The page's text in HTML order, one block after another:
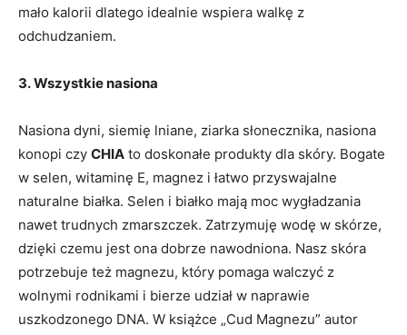
mało kalorii dlatego idealnie wspiera walkę z
odchudzaniem.
3. Wszystkie nasiona
Nasiona dyni, siemię lniane, ziarka słonecznika, nasiona
konopi czy CHIA to doskonałe produkty dla skóry. Bogate
w selen, witaminę E, magnez i łatwo przyswajalne
naturalne białka. Selen i białko mają moc wygładzania
nawet trudnych zmarszczek. Zatrzymuję wodę w skórze,
dzięki czemu jest ona dobrze nawodniona. Nasz skóra
potrzebuje też magnezu, który pomaga walczyć z
wolnymi rodnikami i bierze udział w naprawie
uszkodzonego DNA. W książce „Cud Magnezu” autor